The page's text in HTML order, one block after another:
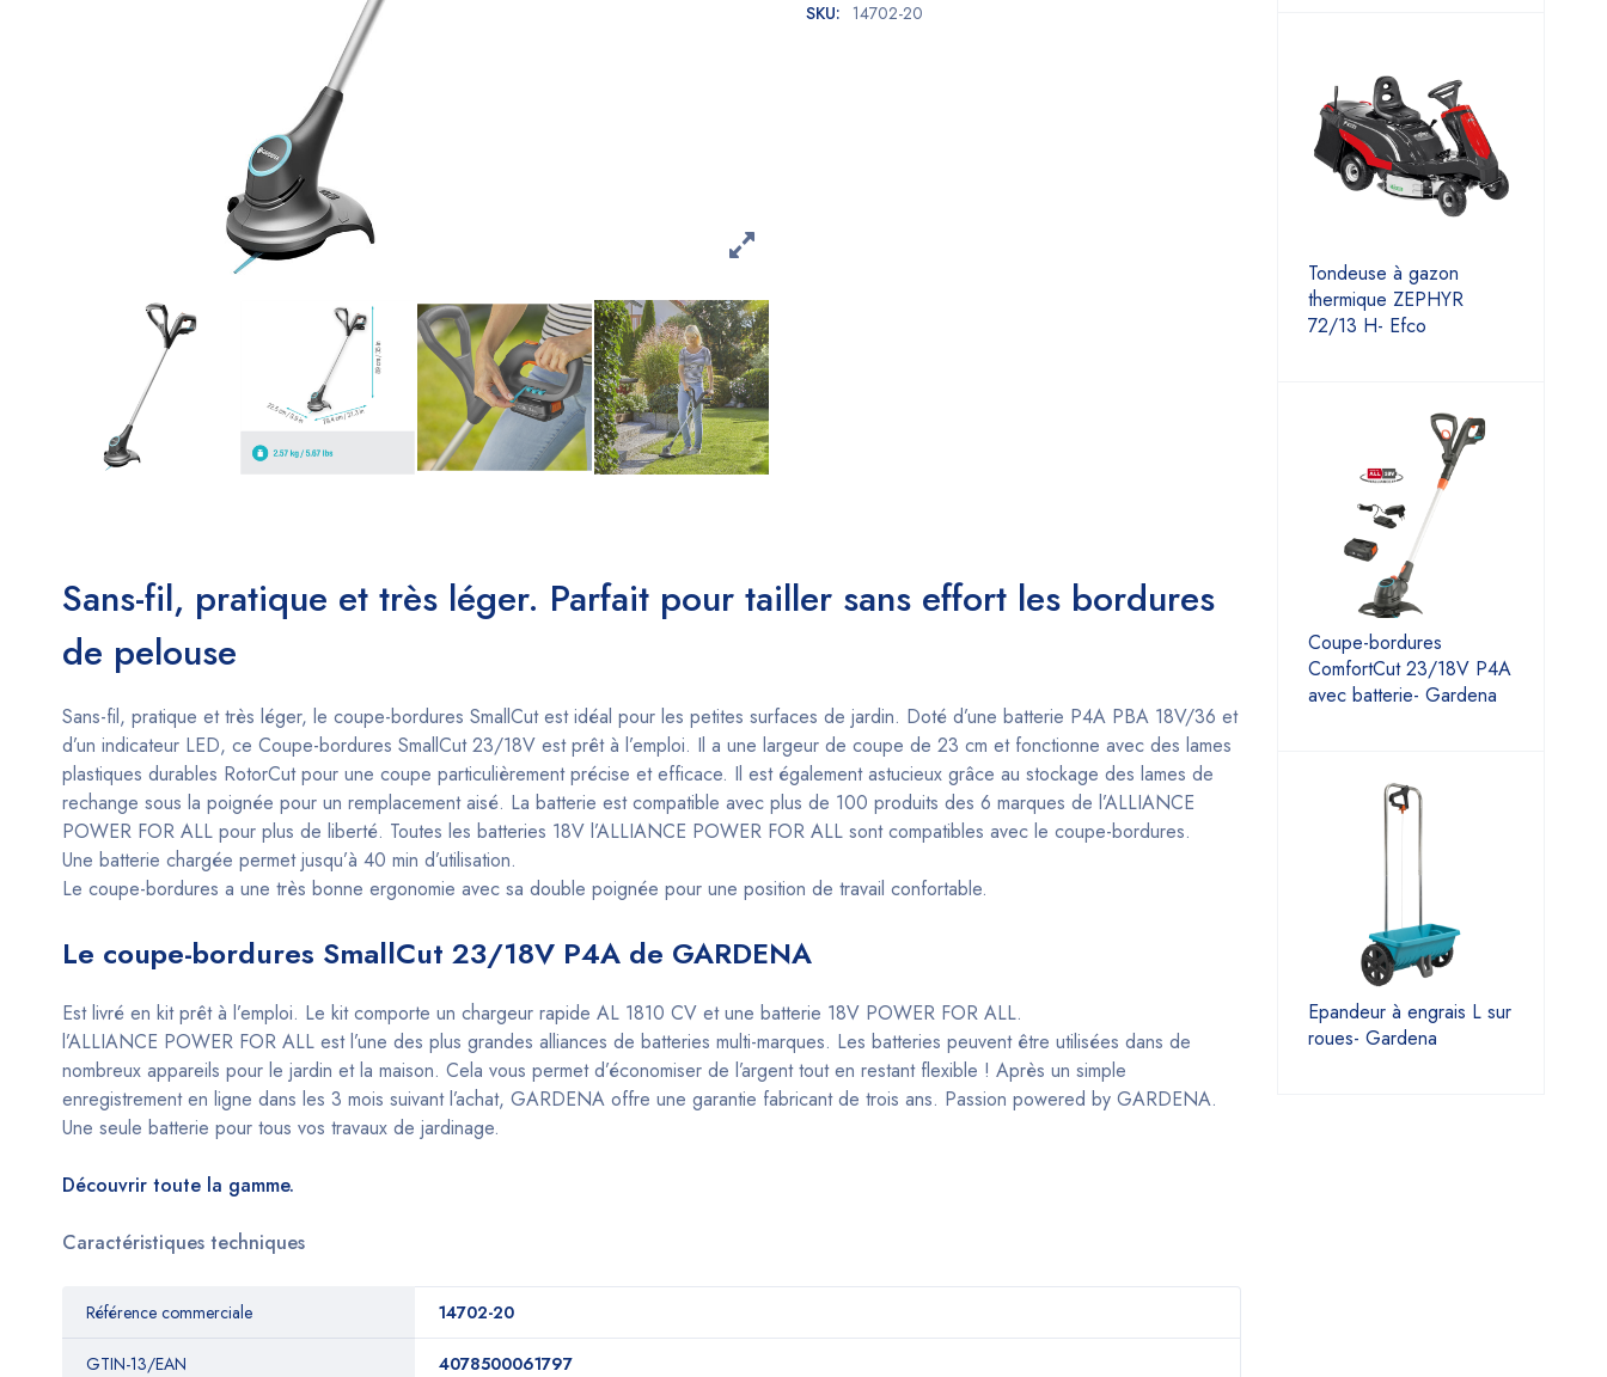
SKU: 14702-20
Sans-fil, pratique et très léger. Parfait pour tailler sans effort les bordures
de pelouse
Sans-fil, pratique et très léger, le coupe-bordures SmallCut est idéal pour les petites surfaces de jardin. Doté d’une batterie P4A PBA 18V/36 et
d’un indicateur LED, ce Coupe-bordures SmallCut 23/18V est prêt à l’emploi. Il a une largeur de coupe de 23 cm et fonctionne avec des lames
plastiques durables RotorCut pour une coupe particulièrement précise et efficace. Il est également astucieux grâce au stockage des lames de
rechange sous la poignée pour un remplacement aisé. La batterie est compatible avec plus de 100 produits des 6 marques de l’ALLIANCE
POWER FOR ALL pour plus de liberté. Toutes les batteries 18V l’ALLIANCE POWER FOR ALL sont compatibles avec le coupe-bordures.
Une batterie chargée permet jusqu’à 40 min d’utilisation.
Le coupe-bordures a une très bonne ergonomie avec sa double poignée pour une position de travail confortable.
Le coupe-bordures SmallCut 23/18V P4A de GARDENA
Est livré en kit prêt à l’emploi. Le kit comporte un chargeur rapide AL 1810 CV et une batterie 18V POWER FOR ALL.
l’ALLIANCE POWER FOR ALL est l’une des plus grandes alliances de batteries multi-marques. Les batteries peuvent être utilisées dans de
nombreux appareils pour le jardin et la maison. Cela vous permet d’économiser de l’argent tout en restant flexible ! Après un simple
enregistrement en ligne dans les 3 mois suivant l’achat, GARDENA offre une garantie fabricant de trois ans. Passion powered by GARDENA.
Une seule batterie pour tous vos travaux de jardinage.
Découvrir toute la gamme.
Caractéristiques techniques
Référence commerciale 14702-20
GTIN-13/EAN 4078500061797
Tondeuse à gazon
thermique ZEPHYR
72/13 H- Efco
Coupe-bordures
ComfortCut 23/18V P4A
avec batterie- Gardena
Epandeur à engrais L sur
roues- Gardena